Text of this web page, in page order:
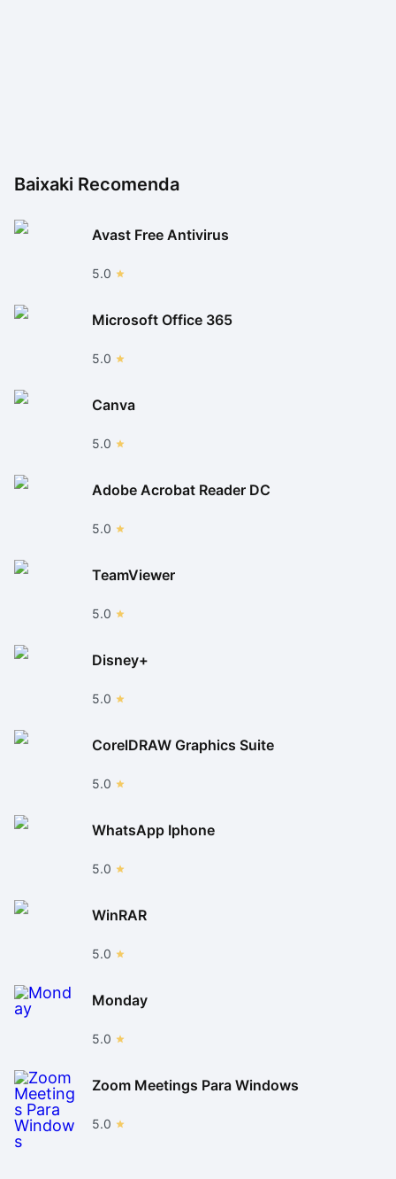
Baixaki Recomenda
Avast Free Antivirus
5.0
Microsoft Office 365
5.0
Canva
5.0
Adobe Acrobat Reader DC
5.0
TeamViewer
5.0
Disney+
5.0
CorelDRAW Graphics Suite
5.0
WhatsApp Iphone
5.0
WinRAR
5.0
Monday
5.0
Zoom Meetings Para Windows
5.0